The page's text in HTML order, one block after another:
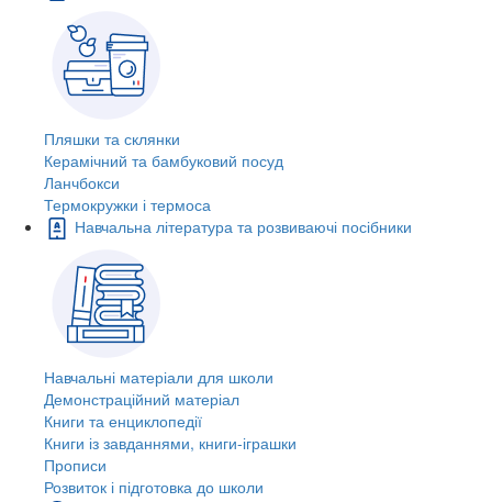
Пляшки та склянки
Керамічний та бамбуковий посуд
Ланчбокси
Термокружки і термоса
Навчальна література та розвиваючі посібники
Навчальні матеріали для школи
Демонстраційний матеріал
Книги та енциклопедії
Книги із завданнями, книги-іграшки
Прописи
Розвиток і підготовка до школи